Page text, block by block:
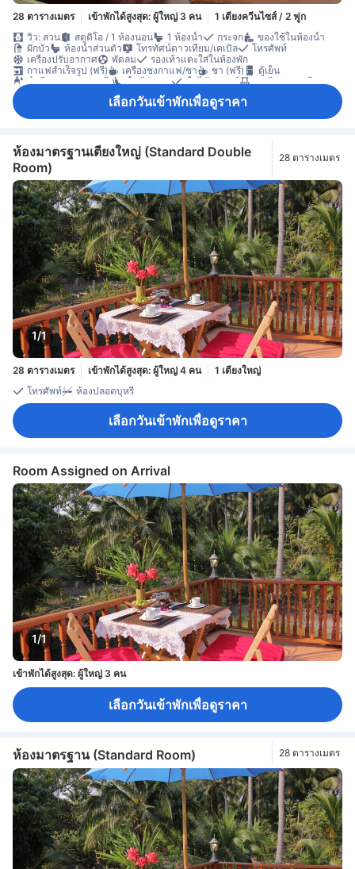
28 ตารางเมตร เข้าพักได้สูงสุด: ผู้ใหญ่ 3 คน
1 เตียงควีนไซส์ / 2 ฟูก
วิว: สวน
สตูดิโอ / 1 ห้องนอน 1 ห้องน้ำ กระจก
ของใช้ในห้องน้ำ
ฝักบัว
ห้องน้ำส่วนตัว โทรทัศน์ดาวเทียม/เคเบิล
โทรศัพท์
เครื่องปรับอากาศ
พัดลม
รองเท้าแตะใส่ในห้องพัก
กาแฟสำเร็จรูป (ฟรี)
เครื่องชงกาแฟ/ชา ชา (ฟรี)
ตู้เย็น
น้ำดื่มบรรจุขวด (ฟรี)
พื้นที่นั่งเล่น พื้นไม้/ปาเกต์
ระเบียง/ชานเรือน
ห้องปลอดบุหรี่
เลือกวันเข้าพักเพื่อดูราคา
ห้องมาตรฐานเตียงใหญ่ (Standard Double
Room)
28 ตารางเมตร
1/1
28 ตารางเมตร เข้าพักได้สูงสุด: ผู้ใหญ่ 4 คน
1 เตียงใหญ่
โทรศัพท์
ห้องปลอดบุหรี่
เลือกวันเข้าพักเพื่อดูราคา
Room Assigned on Arrival
1/1
เข้าพักได้สูงสุด: ผู้ใหญ่ 3 คน
เลือกวันเข้าพักเพื่อดูราคา
ห้องมาตรฐาน (Standard Room) 28 ตารางเมตร